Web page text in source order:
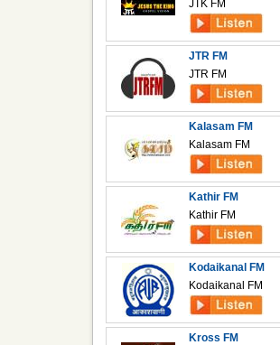
JTK FM
JTR FM
JTR FM
Kalasam FM
Kalasam FM
Kathir FM
Kathir FM
Kodaikanal FM
Kodaikanal FM
Kross FM